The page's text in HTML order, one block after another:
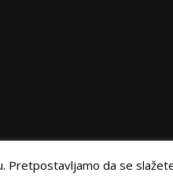
Pretpostavljamo da se